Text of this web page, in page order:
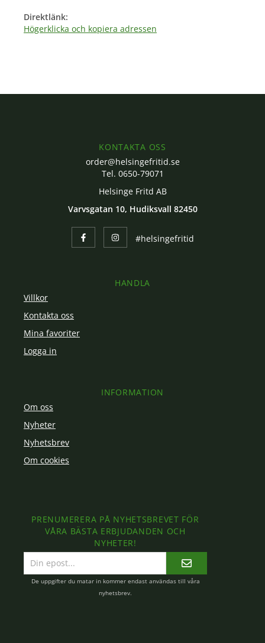
Direktlänk:
Högerklicka och kopiera adressen
KONTAKTA OSS
order@helsingefritid.se
Tel. 0650-79071
Helsinge Fritd AB
Varvsgatan 10, Hudiksvall 82450
#helsingefritid
HANDLA
Villkor
Kontakta oss
Mina favoriter
Logga in
INFORMATION
Om oss
Nyheter
Nyhetsbrev
Om cookies
PRENUMERERA PÅ NYHETSBREVET FÖR
VÅRA BÄSTA ERBJUDANDEN OCH
NYHETER!
postadress
De uppgifter du matar in kommer endast användas till våra
nyhetsbrev.